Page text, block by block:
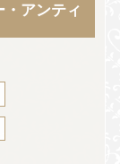
アンティ